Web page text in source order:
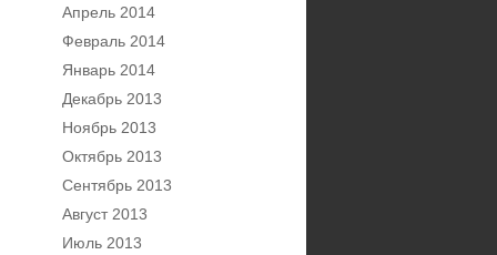
Апрель 2014
Февраль 2014
Январь 2014
Декабрь 2013
Ноябрь 2013
Октябрь 2013
Сентябрь 2013
Август 2013
Июль 2013